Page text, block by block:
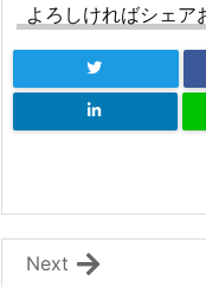
よろしければシェア
Next